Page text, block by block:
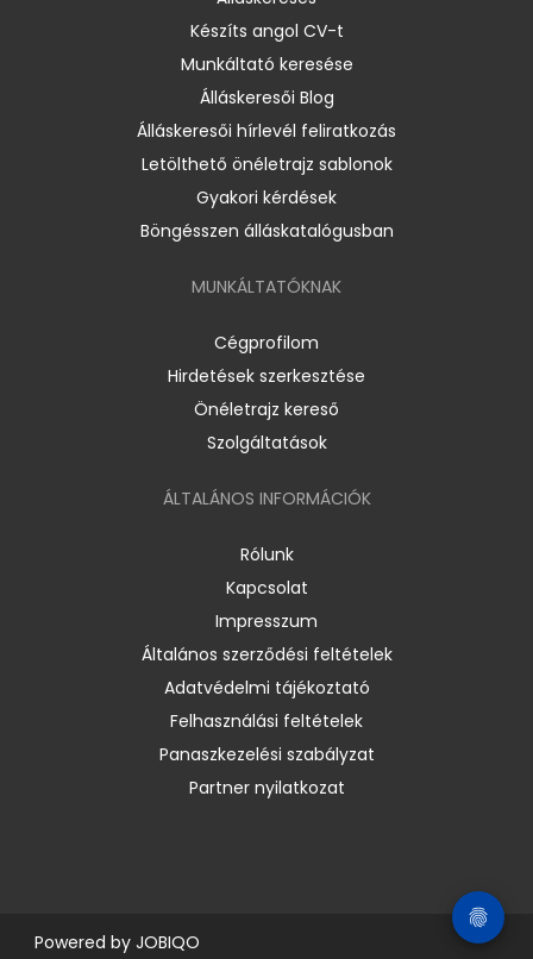
Készíts angol CV-t
Munkáltató keresése
Álláskeresői Blog
Álláskeresői hírlevél feliratkozás
Letölthető önéletrajz sablonok
Gyakori kérdések
Böngésszen álláskatalógusban
MUNKÁLTATÓKNAK
Cégprofilom
Hirdetések szerkesztése
Önéletrajz kereső
Szolgáltatások
ÁLTALÁNOS INFORMÁCIÓK
Rólunk
Kapcsolat
Impresszum
Általános szerződési feltételek
Adatvédelmi tájékoztató
Felhasználási feltételek
Panaszkezelési szabályzat
Partner nyilatkozat
Powered by JOBIQO